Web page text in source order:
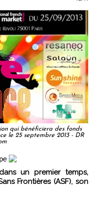
qui bénéficiera des fonds
le 25 septembre 2013 - DR
Frontières (ASF), son